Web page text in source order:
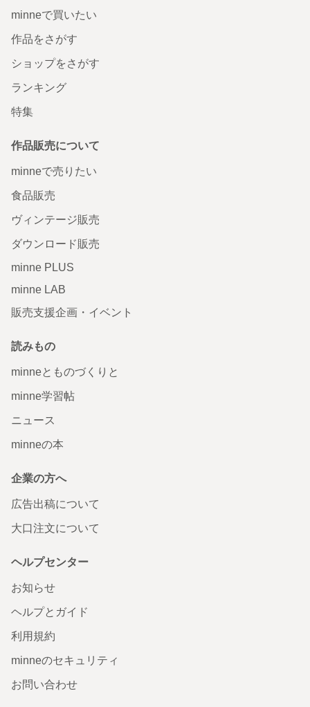
minneで買いたい
作品をさがす
ショップをさがす
ランキング
特集
作品販売について
minneで売りたい
食品販売
ヴィンテージ販売
ダウンロード販売
minne PLUS
minne LAB
販売支援企画・イベント
読みもの
minneとものづくりと
minne学習帖
ニュース
minneの本
企業の方へ
広告出稿について
大口注文について
ヘルプセンター
お知らせ
ヘルプとガイド
利用規約
minneのセキュリティ
お問い合わせ